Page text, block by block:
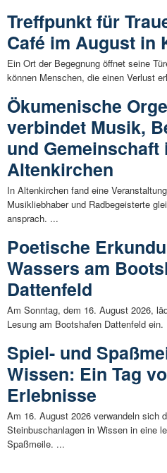
Treffpunkt für
Café im August in
Ein Ort der Begegnung öffnet seine
können Menschen, die einen Verlust
Ökumenische
verbindet Musik,
und Gemeinschaft
Altenkirchen
In Altenkirchen fand eine
Musikliebhaber und Radbegeisterte
ansprach. ...
Poetische
Wassers am
Dattenfeld
Am Sonntag, dem 16. August 2026,
Lesung am Bootshafen Dattenfeld
Spiel- und
Wissen: Ein Tag
Erlebnisse
Am 16. August 2026 verwandeln sich
Steinbuschanlagen in Wissen in eine
Spaßmeile. ...